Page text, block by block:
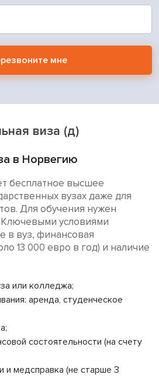
мне
виза (д)
в Норвегию
бесплатное высшее
вузах даже для
Для обучения нужен
Ключевыми условиями
в вуз, финансовая
13 000 евро в год) и наличие
или колледжа;
аренда, студенческое
состоятельности (на счету
и медсправка (не старше 3